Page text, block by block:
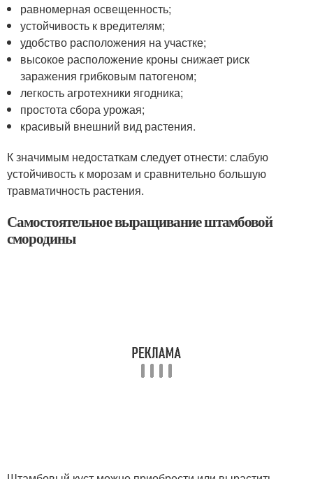
равномерная освещенность;
устойчивость к вредителям;
удобство расположения на участке;
высокое расположение кроны снижает риск
заражения грибковым патогеном;
легкость агротехники ягодника;
простота сбора урожая;
красивый внешний вид растения.
К значимым недостаткам следует отнести: слабую
устойчивость к морозам и сравнительно большую
травматичность растения.
Самостоятельное выращивание штамбовой
смородины